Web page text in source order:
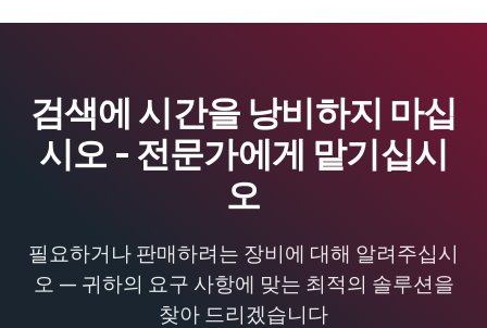
검색에 시간을 낭비하지 마십
시오 - 전문가에게 맡기십시
오
필요하거나 판매하려는 장비에 대해 알려주십시
오 — 귀하의 요구 사항에 맞는 최적의 솔루션을
찾아 드리겠습니다